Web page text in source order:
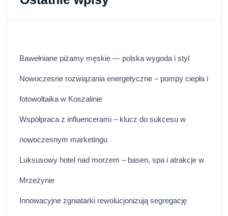
Bawełniane piżamy męskie — polska wygoda i styl
Nowoczesne rozwiązania energetyczne – pompy ciepła i
fotowoltaika w Koszalinie
Współpraca z influencerami – klucz do sukcesu w
nowoczesnym marketingu
Luksusowy hotel nad morzem – basen, spa i atrakcje w
Mrzeżynie
Innowacyjne zgniatarki rewolucjonizują segregację